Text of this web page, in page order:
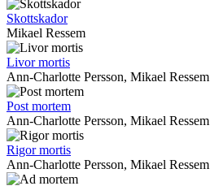
Skottskador
Mikael Ressem
Livor mortis
Ann-Charlotte Persson, Mikael Ressem
Post mortem
Ann-Charlotte Persson, Mikael Ressem
Rigor mortis
Ann-Charlotte Persson, Mikael Ressem